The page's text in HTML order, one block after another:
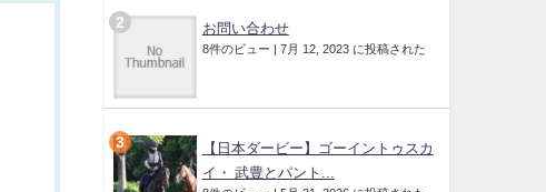
お問い合わせ
8件のビュー | 7月 12, 2023 に投稿された
【日本ダービー】ゴーイントゥスカ
イ・ 武豊とパント...